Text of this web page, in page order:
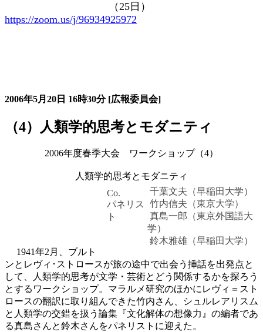
（25 日）
https://zoom.us/j/96934925972
2006年5月20日 16時30分 [広報委員会]
（4）人類学的思考とモダニティ
2006年度春季大会 ワークショップ（4）
人類学的思考とモダニティ
Co.
パネリス
ト
千葉文夫（早稲田大学）
竹内信夫（東京大学）
真島一郎（東京外国語大
学）
鈴木雅雄（早稲田大学）
1941年2月、ブルト
ンとレヴィ･ストロースが旅の途中で出会う挿話を出発点と
して、人類学的思考が文学・芸術とどう関係するかを探ろう
とするワークショップ。マラルメ研究のほかにレヴィ＝スト
ロースの翻訳に取り組んできた竹内さん、シュルレアリスム
と人類学の交錯を扱う論集『文化解体の想像力』の編者であ
る真島さんと鈴木さんをパネリストに迎えた。